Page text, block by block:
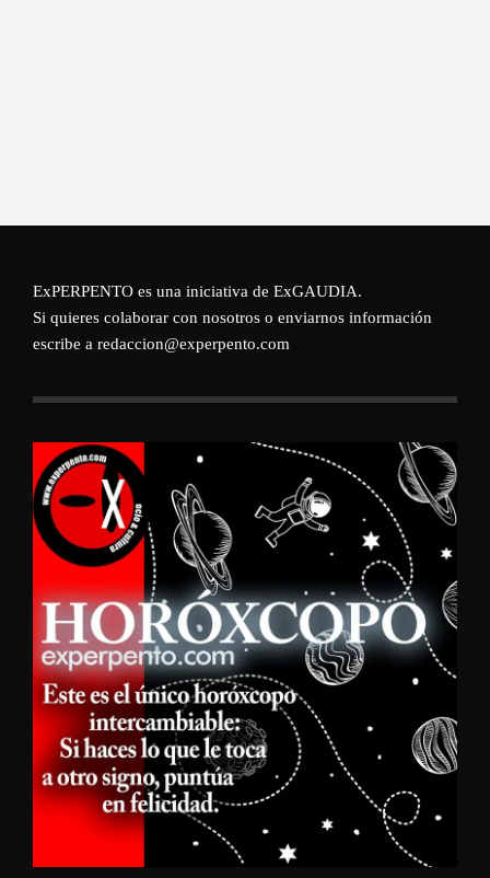
ExPERPENTO es una iniciativa de ExGAUDIA.
Si quieres colaborar con nosotros o enviarnos información
escribe a redaccion@experpento.com